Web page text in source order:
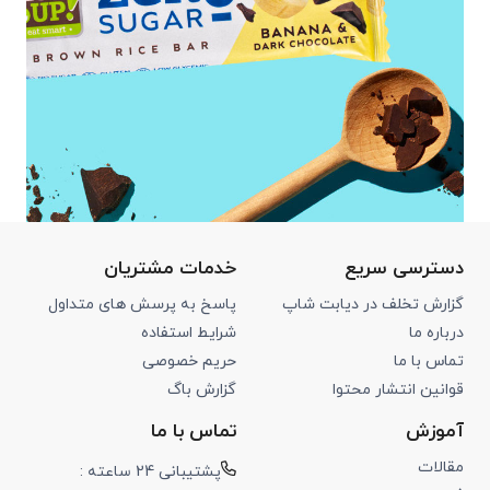
دسترسی سریع
گزارش تخلف در دیابت شاپ
درباره ما
تماس با ما
قوانین انتشار محتوا
خدمات مشتریان
پاسخ به پرسش های متداول
شرایط استفاده
حریم خصوصی
گزارش باگ
آموزش
مقالات
تماس با ما
پشتیبانی 24 ساعته :